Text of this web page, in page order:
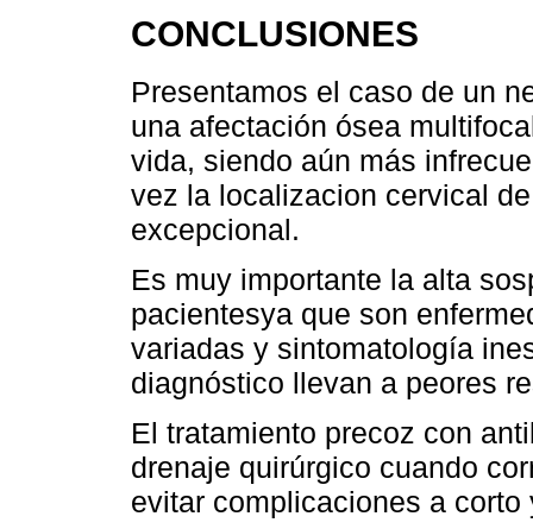
CONCLUSIONES
Presentamos el caso de un
una afectación ósea
vida, siendo aún más
vez la localizacion cervical
excepcional.
Es muy importante la alta
pacientesya que son
variadas y sintomatología
diagnóstico llevan a peores
El tratamiento precoz con
drenaje quirúrgico cuando
evitar complicaciones a corto